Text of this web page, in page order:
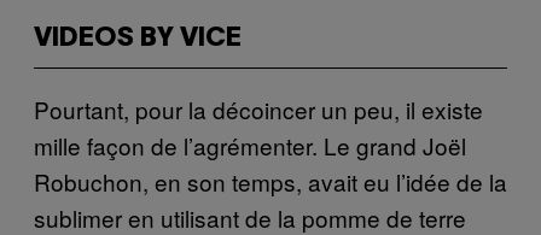
VIDEOS BY VICE
Pourtant, pour la décoincer un peu, il existe
mille façon de l’agrémenter. Le grand Joël
Robuchon, en son temps, avait eu l’idée de la
sublimer en utilisant de la pomme de terre